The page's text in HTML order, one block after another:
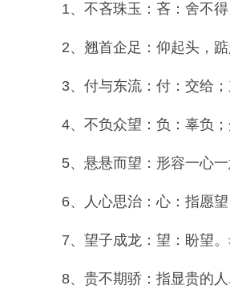
1、不吝珠玉：吝：舍不得
2、翘首企足：仰起头，踮
3、付与东流：付：交给；
4、不负众望：负：辜负；
5、悬悬而望：形容一心一
6、人心思治：心：指愿望
7、望子成龙：望：盼望。
8、贵不期骄：指显贵的人